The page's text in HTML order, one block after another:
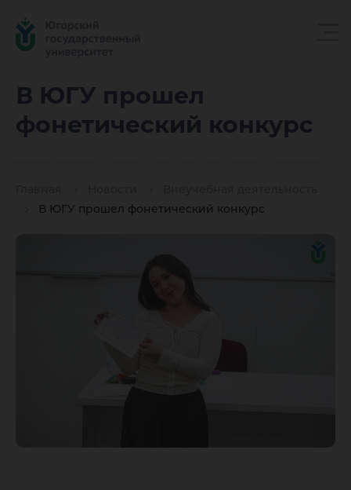
В ЮГУ прошел
фонетический конкурс
В ЮГУ прошел фонетический конкурс
В ЮГУ
конкурс